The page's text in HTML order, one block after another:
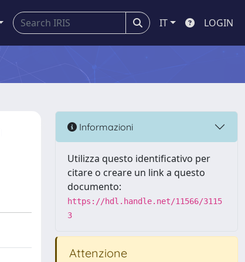
IT LOGIN
Informazioni
Utilizza questo identificativo per
citare o creare un link a questo
documento:
https://hdl.handle.net/11566/3115
3
Attenzione